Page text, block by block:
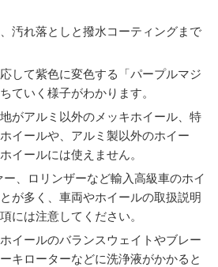
汚れ落としと撥水コーティングまで
して紫色に変色する「パープルマジ
ていく様子がわかります。
がアルミ以外のメッキホイール、特
イールや、アルミ製以外のホイー
イールには使えません。
、ロリンザーなど輸入高級車のホイ
が多く、車両やホイールの取扱説明
には注意してください。
イールのバランスウェイトやブレー
キローターなどに洗浄液がかかると